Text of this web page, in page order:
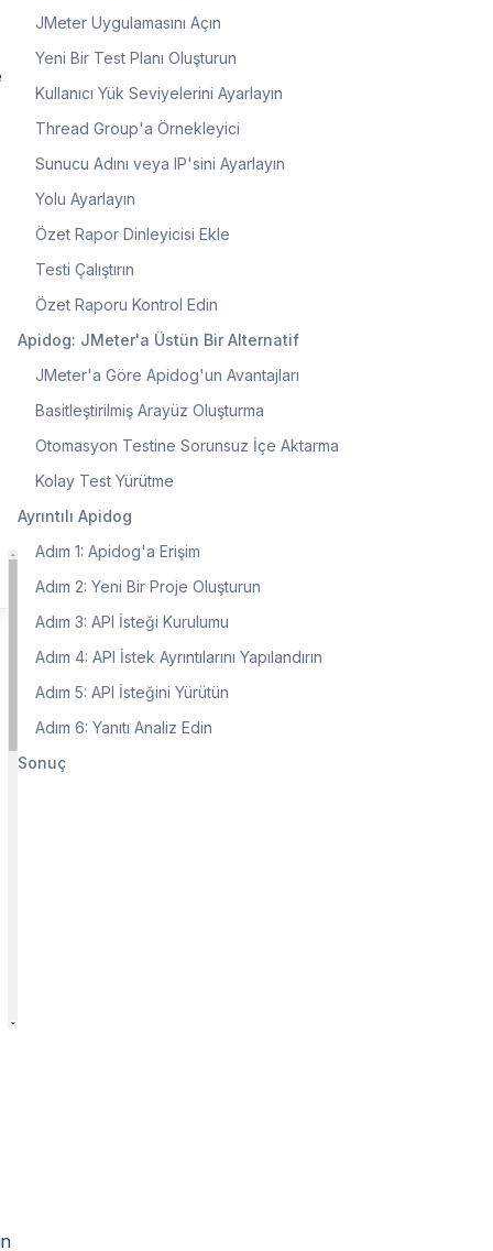
JMeter Uygulamasını Açın
Yeni Bir Test Planı Oluşturun
Kullanıcı Yük Seviyelerini Ayarlayın
Thread Group'a Örnekleyici
Sunucu Adını veya IP'sini Ayarlayın
Yolu Ayarlayın
Özet Rapor Dinleyicisi Ekle
Testi Çalıştırın
Özet Raporu Kontrol Edin
Apidog: JMeter'a Üstün Bir Alternatif
JMeter'a Göre Apidog'un Avantajları
Basitleştirilmiş Arayüz Oluşturma
Otomasyon Testine Sorunsuz İçe Aktarma
Kolay Test Yürütme
Ayrıntılı Apidog
Adım 1: Apidog'a Erişim
Adım 2: Yeni Bir Proje Oluşturun
Adım 3: API İsteği Kurulumu
Adım 4: API İstek Ayrıntılarını Yapılandırın
Adım 5: API İsteğini Yürütün
Adım 6: Yanıtı Analiz Edin
Sonuç